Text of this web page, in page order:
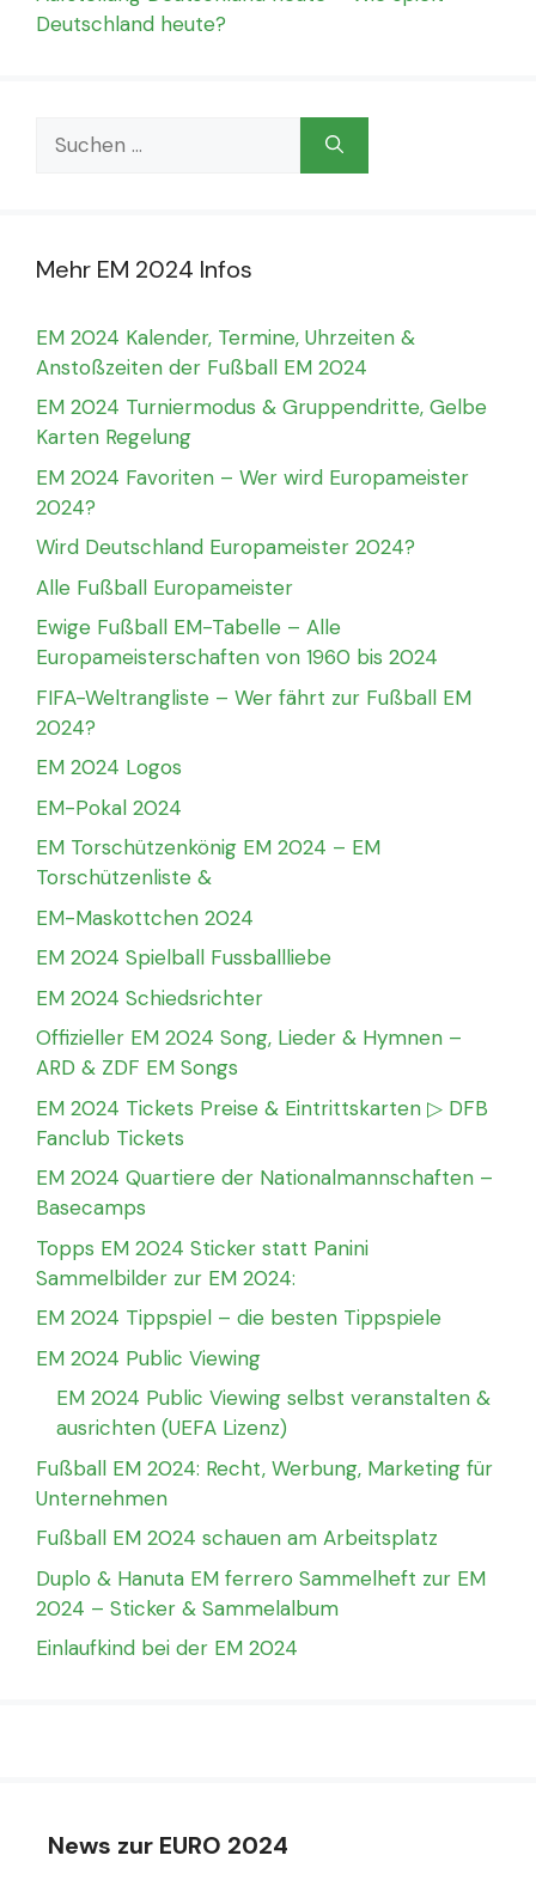
Deutschland heute?
Suchen
nach:
Mehr EM 2024 Infos
EM 2024 Kalender, Termine, Uhrzeiten &
Anstoßzeiten der Fußball EM 2024
EM 2024 Turniermodus & Gruppendritte, Gelbe
Karten Regelung
EM 2024 Favoriten – Wer wird Europameister
2024?
Wird Deutschland Europameister 2024?
Alle Fußball Europameister
Ewige Fußball EM-Tabelle – Alle
Europameisterschaften von 1960 bis 2024
FIFA-Weltrangliste – Wer fährt zur Fußball EM
2024?
EM 2024 Logos
EM-Pokal 2024
EM Torschützenkönig EM 2024 – EM
Torschützenliste &
EM-Maskottchen 2024
EM 2024 Spielball Fussballliebe
EM 2024 Schiedsrichter
Offizieller EM 2024 Song, Lieder & Hymnen –
ARD & ZDF EM Songs
EM 2024 Tickets Preise & Eintrittskarten ▷ DFB
Fanclub Tickets
EM 2024 Quartiere der Nationalmannschaften –
Basecamps
Topps EM 2024 Sticker statt Panini
Sammelbilder zur EM 2024:
EM 2024 Tippspiel – die besten Tippspiele
EM 2024 Public Viewing
EM 2024 Public Viewing selbst veranstalten &
ausrichten (UEFA Lizenz)
Fußball EM 2024: Recht, Werbung, Marketing für
Unternehmen
Fußball EM 2024 schauen am Arbeitsplatz
Duplo & Hanuta EM ferrero Sammelheft zur EM
2024 – Sticker & Sammelalbum
Einlaufkind bei der EM 2024
News zur EURO 2024